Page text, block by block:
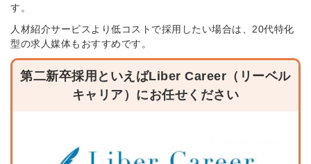
す。
人材紹介サービスより低コストで採用したい場合は、20代特化
型の求人媒体もおすすめです。
第二新卒採用といえばLiber Career（リーベル
キャリア）にお任せください